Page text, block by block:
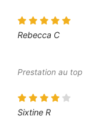
Rebecca C
Prestation au top
Sixtine R